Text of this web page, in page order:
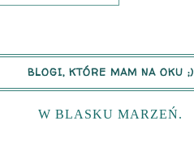
BLOGI, KTÓRE MAM NA OKU ;)
W BLASKU MARZEŃ.